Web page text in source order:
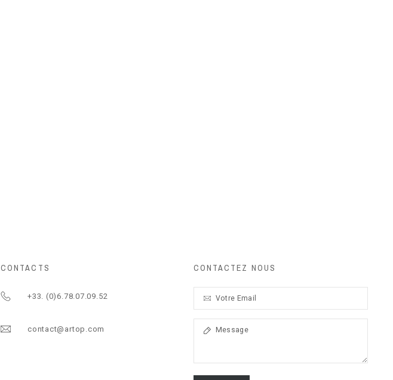
CONTACTS
+33. (0)6.78.07.09.52
contact@artop.com
CONTACTEZ NOUS